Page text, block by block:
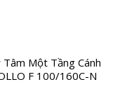
Tâm Một Tầng Cánh
F 100/160C-N